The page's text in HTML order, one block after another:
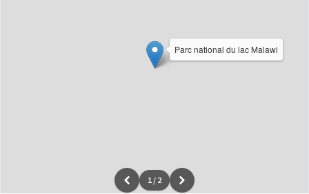
Parc national du lac Malawi
1 / 2